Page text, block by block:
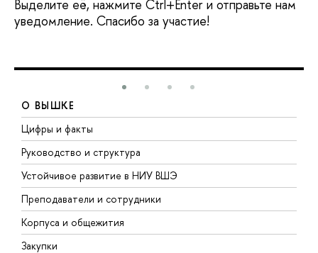
Выделите её, нажмите Ctrl+Enter и отправьте нам
уведомление. Спасибо за участие!
О ВЫШКЕ
Цифры и факты
Руководство и структура
Устойчивое развитие в НИУ ВШЭ
Преподаватели и сотрудники
Корпуса и общежития
Закупки